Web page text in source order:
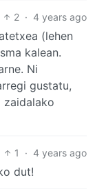
2 · 4 years ago
(lehen
kalean.
Ni
gustatu,
zaidalako
1 · 4 years ago
dut!